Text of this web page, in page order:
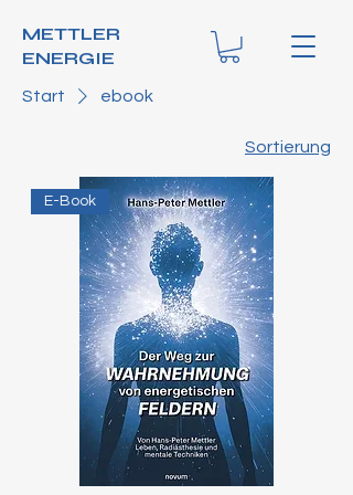
METTLER
ENERGIE
Start ebook
Sortierung
E-Book